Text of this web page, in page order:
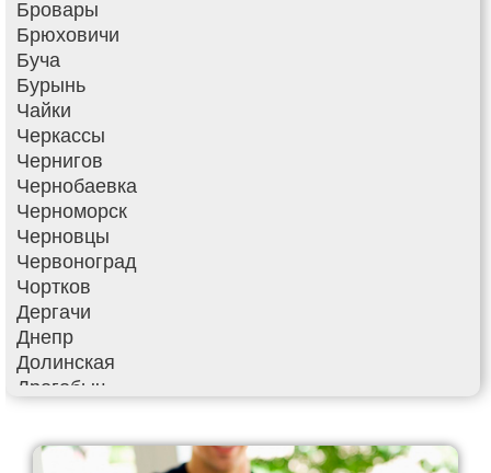
Бровары
Брюховичи
Буча
Бурынь
Чайки
Черкассы
Чернигов
Чернобаевка
Черноморск
Черновцы
Червоноград
Чортков
Дергачи
Днепр
Долинская
Дрогобыч
Фонтанка